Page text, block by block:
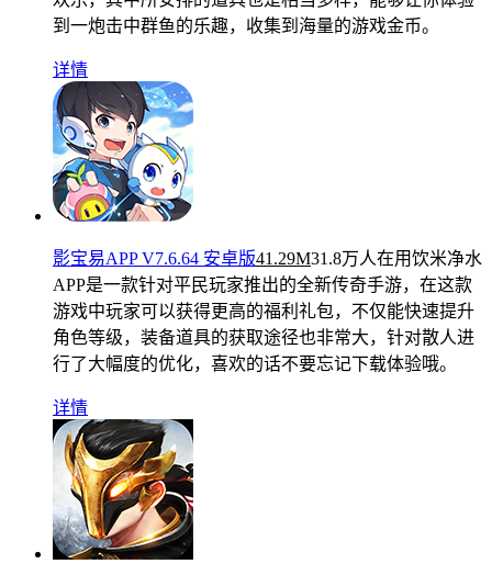
到一炮击中群鱼的乐趣，收集到海量的游戏金币。
详情
影宝易APP V7.6.64 安卓版41.29M31.8万人在用饮米净水
APP是一款针对平民玩家推出的全新传奇手游，在这款
游戏中玩家可以获得更高的福利礼包，不仅能快速提升
角色等级，装备道具的获取途径也非常大，针对散人进
行了大幅度的优化，喜欢的话不要忘记下载体验哦。
详情